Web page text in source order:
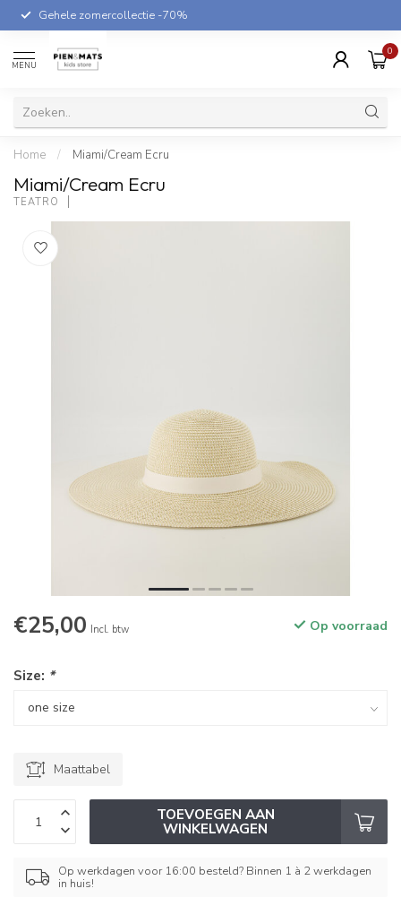
Gehele zomercollectie -70%
MENU
0
Home / Miami/Cream Ecru
Miami/Cream Ecru
TEATRO
€25,00 Incl. btw Op voorraad
Size: *
Maattabel
TOEVOEGEN AAN
WINKELWAGEN
Op werkdagen voor 16:00 besteld? Binnen 1 à 2 werkdagen
in huis!